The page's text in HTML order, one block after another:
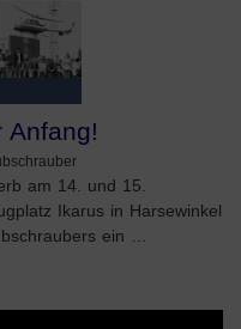
Anfang!
am 14. und 15.
Ikarus in Harsewinkel
ein …